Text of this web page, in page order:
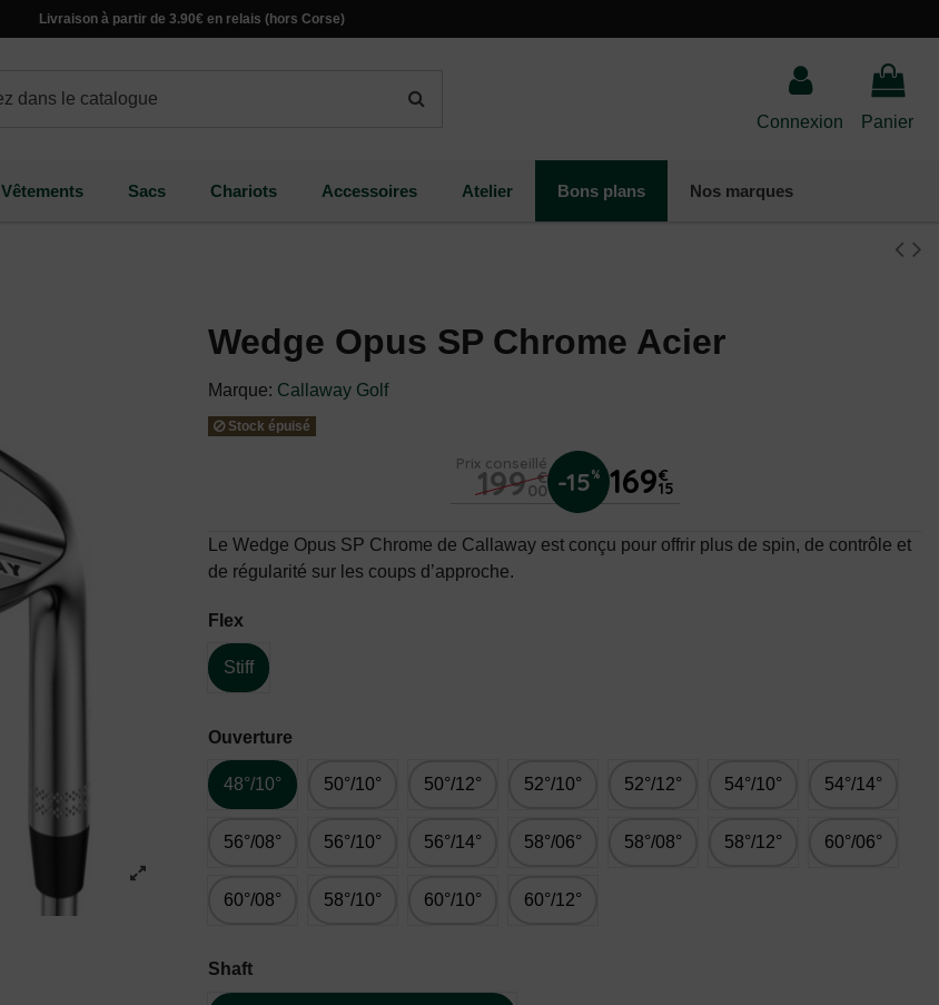
Livraison à partir de 3.90€ en relais (hors Corse)
Connexion Panier
Vêtements Sacs Chariots Accessoires Atelier Bons plans Nos marques
Wedge Opus SP Chrome Acier
Marque: Callaway Golf
Stock épuisé
Prix conseillé
199 €
00 -15% 169€
15
Le Wedge Opus SP Chrome de Callaway est conçu pour offrir plus de spin, de contrôle et
de régularité sur les coups d’approche.
Flex
Stiff
Ouverture
48°/10° 50°/10° 50°/12° 52°/10° 52°/12° 54°/10° 54°/14°
56°/08° 56°/10° 56°/14° 58°/06° 58°/08° 58°/12° 60°/06°
60°/08° 58°/10° 60°/10° 60°/12°
Shaft